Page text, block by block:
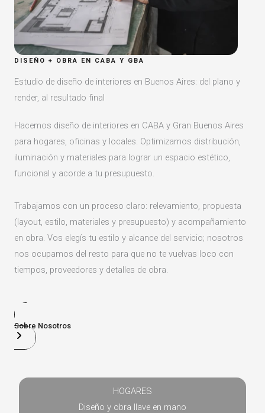
DISEÑO + OBRA EN CABA Y GBA
Estudio de diseño de interiores en Buenos Aires: del plano y
render, al resultado final
Hacemos diseño de interiores en CABA y Gran Buenos Aires
para hogares, oficinas y locales. Optimizamos distribución,
iluminación y materiales para lograr un espacio estético,
funcional y acorde a tu presupuesto.
Trabajamos con un proceso claro: relevamiento, propuesta
(layout, estilo, materiales y presupuesto) y acompañamiento
en obra. Vos elegís tu estilo y alcance del servicio; nosotros
nos ocupamos del resto para que no te vuelvas loco con
tiempos, proveedores y detalles de obra.
Sobre Nosotros
HOGARES
Diseño y obra llave en mano